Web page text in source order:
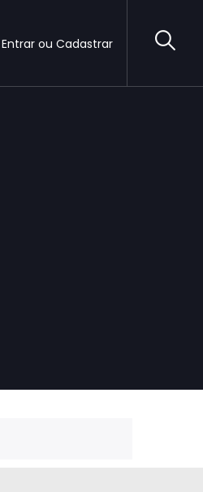
Entrar ou Cadastrar